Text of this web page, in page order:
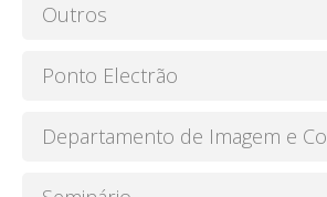
Outros
Ponto Electrão
Departamento de Imagem e